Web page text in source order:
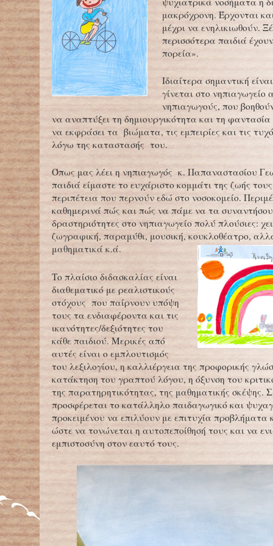
μακρόχρονη. Έρχονται
μέχρι να ενηλικιωθούν.
περισσότερα παιδιά
πορεία».
Ιδιαίτερα σημαντική
γίνεται στο νηπιαγωγείο
νηπιαγωγούς, που
να αναπτύξει τη δημιουργικότητα και τη
να εκφράσει τα βιώματα, τις εμπειρίες και τις
λόγω της καταστασής του.
Όπως μας λέει η νηπιαγωγός κ. Παπαναστασίου
παιδιά είμαστε το ευχάριστο κομμάτι της ζωής
περιπέτεια που περνούν εδώ στο νοσοκομείο.
καθημερινά πώς και πώς να πάμε να τα
δραστηριότητες στο νηπιαγωγείο πολύ πλούσιες:
ζωγραφική, παραμύθι, μουσική, κουκλοθέατρο,
μαθηματικά κ.ά.
Το πλαίσιο διδασκαλίας είναι
διαθεματικό με ρεαλιστικούς
στόχους που παίρνουν υπόψη
τους τα ενδιαφέροντα και τις
ικανότητες/δεξιότητες του
κάθε παιδιού. Μερικές από
αυτές είναι ο εμπλουτισμός
του λεξιλογίου, η καλλιέργεια της προφορικής
κατάκτηση του γραπτού λόγου, η όξυνση του
της παρατηρητικότητας, της μαθηματικής σκέψης.
προσφέρεται το κατάλληλο παιδαγωγικό και
προκειμένου να επιλύουν με επιτυχία προβλήματα
ώστε να τονώνεται η αυτοπεποίθησή τους και να
εμπιστοσύνη στον εαυτό τους.